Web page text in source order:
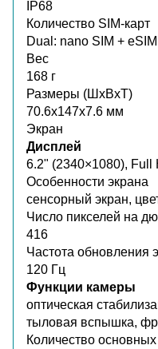
IP68
Количество SIM-карт
Dual: nano SIM + eSIM
Вес
168 г
Размеры (ШxВxТ)
70.6x147x7.6 мм
Экран
Дисплей
6.2" (2340×1080), Full
Особенности экрана
сенсорный экран,
Число пикселей на
416
Частота обновления
120 Гц
Функции камеры
оптическая
тыловая вспышка,
Количество